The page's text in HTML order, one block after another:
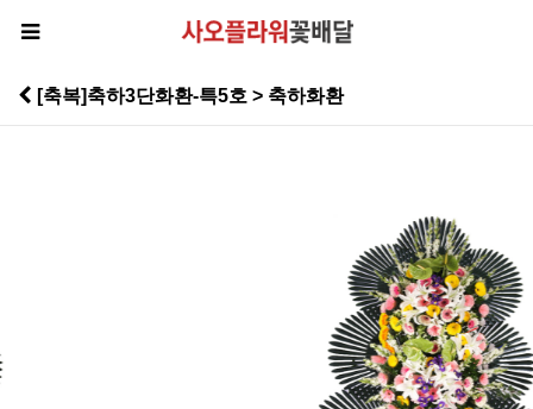
[축복]축하3단화환-특5호 > 축하화환